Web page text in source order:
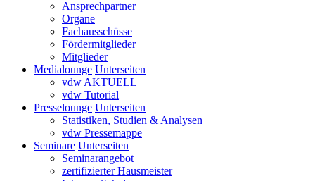
Ansprechpartner
Organe
Fachausschüsse
Fördermitglieder
Mitglieder
Medialounge Unterseiten
vdw AKTUELL
vdw Tutorial
Presselounge Unterseiten
Statistiken, Studien & Analysen
vdw Pressemappe
Seminare Unterseiten
Seminarangebot
zertifizierter Hausmeister